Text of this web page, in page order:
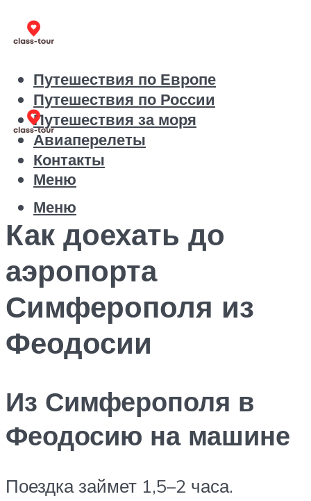
Путешествия по Европе
Путешествия по России
Путешествия за моря
Авиаперелеты
Контакты
Меню
Меню
Как доехать до
аэропорта
Симферополя из
Феодосии
Из Симферополя в
Феодосию на машине
Поездка займет 1,5–2 часа.